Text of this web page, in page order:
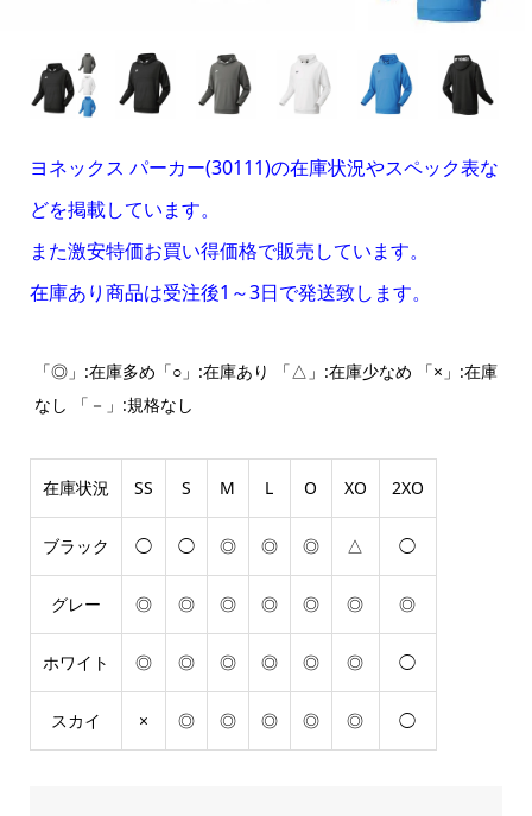
ヨネックス パーカー(30111)の在庫状況やスペック表な
どを掲載しています。
また激安特価お買い得価格で販売しています。
在庫あり商品は受注後1～3日で発送致します。
「◎」:在庫多め「○」:在庫あり 「△」:在庫少なめ 「×」:在庫
なし 「－」:規格なし
在庫状況 SS S M L O XO 2XO
ブラック ◯ ◯ ◎ ◎ ◎ △ ◯
グレー ◎ ◎ ◎ ◎ ◎ ◎ ◎
ホワイト ◎ ◎ ◎ ◎ ◎ ◎ ◯
スカイ × ◎ ◎ ◎ ◎ ◎ ◯